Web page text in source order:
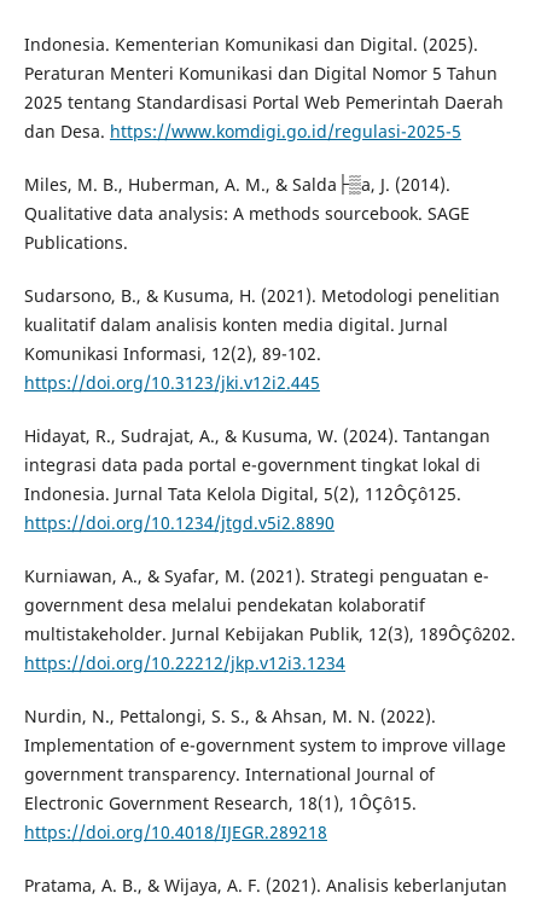
Indonesia. Kementerian Komunikasi dan Digital. (2025).
Peraturan Menteri Komunikasi dan Digital Nomor 5 Tahun
2025 tentang Standardisasi Portal Web Pemerintah Daerah
dan Desa. https://www.komdigi.go.id/regulasi-2025-5
Miles, M. B., Huberman, A. M., & Salda├▒a, J. (2014).
Qualitative data analysis: A methods sourcebook. SAGE
Publications.
Sudarsono, B., & Kusuma, H. (2021). Metodologi penelitian
kualitatif dalam analisis konten media digital. Jurnal
Komunikasi Informasi, 12(2), 89-102.
https://doi.org/10.3123/jki.v12i2.445
Hidayat, R., Sudrajat, A., & Kusuma, W. (2024). Tantangan
integrasi data pada portal e-government tingkat lokal di
Indonesia. Jurnal Tata Kelola Digital, 5(2), 112ÔÇô125.
https://doi.org/10.1234/jtgd.v5i2.8890
Kurniawan, A., & Syafar, M. (2021). Strategi penguatan e-
government desa melalui pendekatan kolaboratif
multistakeholder. Jurnal Kebijakan Publik, 12(3), 189ÔÇô202.
https://doi.org/10.22212/jkp.v12i3.1234
Nurdin, N., Pettalongi, S. S., & Ahsan, M. N. (2022).
Implementation of e-government system to improve village
government transparency. International Journal of
Electronic Government Research, 18(1), 1ÔÇô15.
https://doi.org/10.4018/IJEGR.289218
Pratama, A. B., & Wijaya, A. F. (2021). Analisis keberlanjutan